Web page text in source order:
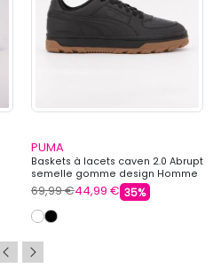
PUMA
Baskets à lacets caven 2.0 Abrupt
semelle gomme design Homme
PUMA
69,99 €44,99 € 35%